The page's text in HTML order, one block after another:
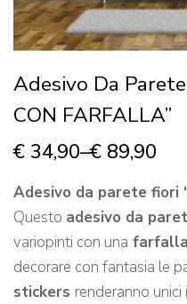
Adesivo Da
CON FARFALLA”
€ 34,90–€ 89,90
Adesivo da parete fiori
Questo adesivo da
variopinti con una farfalla
decorare con fantasia le
stickers renderanno